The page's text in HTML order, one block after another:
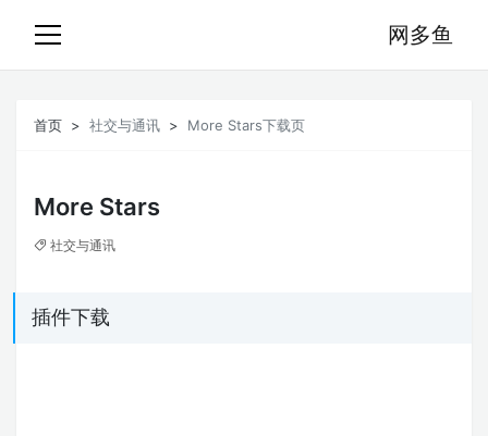
网多鱼
首页 社交与通讯 More Stars下载页
More Stars
社交与通讯
插件下载